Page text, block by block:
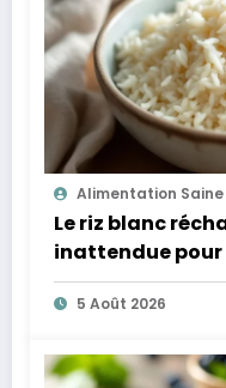
Alimentation Saine
Le riz blanc
inattendue
microbiote
5 Août 2026